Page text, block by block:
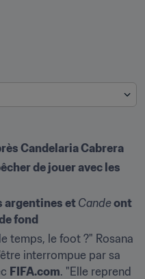
Candelaria Cabrera
de jouer avec les
argentines et Cande ont
fond
temps, le foot ?" Rosana
interrompue par sa
FIFA.com. "Elle reprend